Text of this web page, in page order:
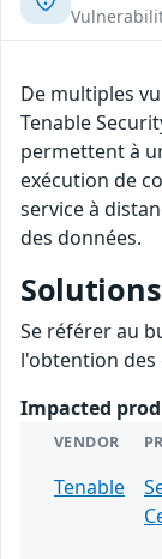
De multiples
Tenable
permettent à
exécution de
service à
des données.
Solutions
Se référer au
l'obtention
Impacted
VENDOR
Tenable